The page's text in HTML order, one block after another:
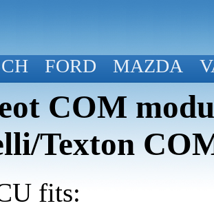
FORD MAZDA
COM
Texton
fits: